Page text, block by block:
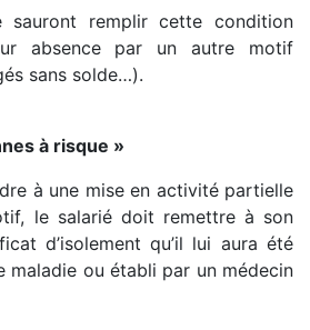
sauront remplir cette condition
absence par un autre motif
sans solde…).
à risque »
à une mise en activité partielle
le salarié doit remettre à son
d’isolement qu’il lui aura été
maladie ou établi par un médecin